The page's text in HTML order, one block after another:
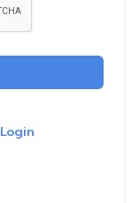
Login